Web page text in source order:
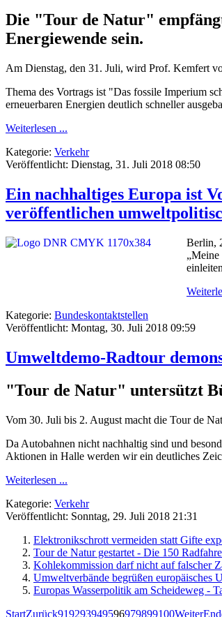
Die "Tour de Natur"
Energiewende sein.
Am Dienstag, den 31. Juli, wird Prof. Kemfert
Thema des Vortrags ist "Das fossile Imperium
erneuerbaren Energien deutlich schneller
Weiterlesen ...
Kategorie: Verkehr
Veröffentlicht: Dienstag, 31. Juli 2018 08:50
Ein nachhaltiges Europa ist
veröffentlichen
Berlin,
Kategorie: Bundeskontaktstellen
Veröffentlicht: Montag, 30. Juli 2018 09:59
Umweltdemo-Radtour
"Tour de Natur" untersützt
Vom 30. Juli bis 2. August macht die Tour de
Da Autobahnen nicht nachhaltig sind und
Aktionen in Halle werden wir ein deutliches
Weiterlesen ...
Kategorie: Verkehr
Veröffentlicht: Sonntag, 29. Juli 2018 21:31
Elektronikschrott vermeiden statt Gifte
Tour de Natur gestartet - Die 150
Kohlekommission darf nicht auf falscher
Umweltverbände begrüßen europäisches
Europas Wasserpolitik am Scheideweg -
StartZurück919293949596979899100Weiter